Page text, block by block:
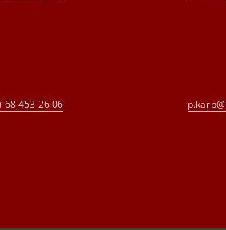
68 453 26 06